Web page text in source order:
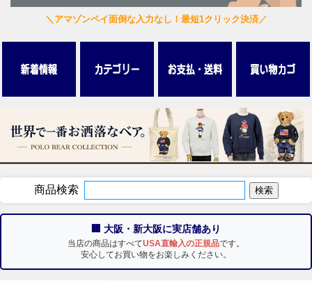
＼アマゾンペイ面倒な入力なし！最短1クリック決済／
商品検索
🏢 大阪・新大阪に実店舗あり
当店の商品はすべてUSA直輸入の正規品です。
安心してお買い物をお楽しみください。